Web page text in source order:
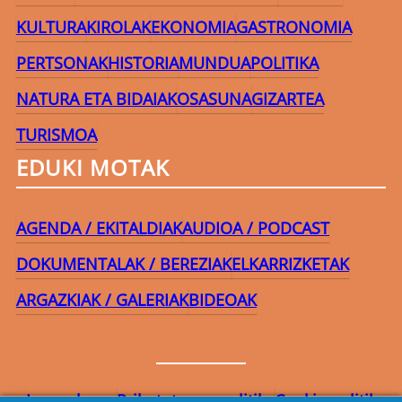
KULTURAKIROLAKEKONOMIAGASTRONOMIA
PERTSONAKHISTORIAMUNDUAPOLITIKA
NATURA ETA BIDAIAKOSASUNAGIZARTEA
TURISMOA
EDUKI MOTAK
AGENDA / EKITALDIAKAUDIOA / PODCAST
DOKUMENTALAK / BEREZIAKELKARRIZKETAK
ARGAZKIAK / GALERIAKBIDEOAK